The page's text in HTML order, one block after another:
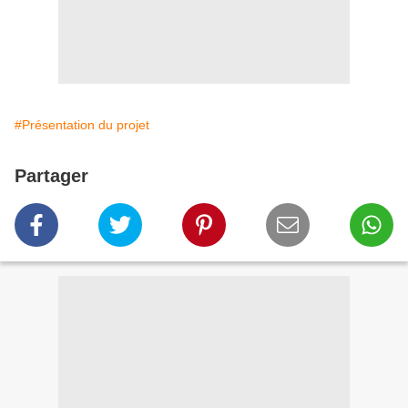
#Présentation du projet
Partager